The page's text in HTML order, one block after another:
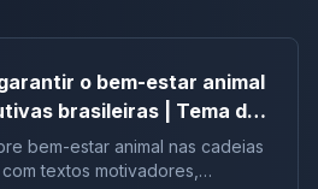
o bem-estar animal
brasileiras | Tema de
bem-estar animal nas cadeias
textos motivadores,